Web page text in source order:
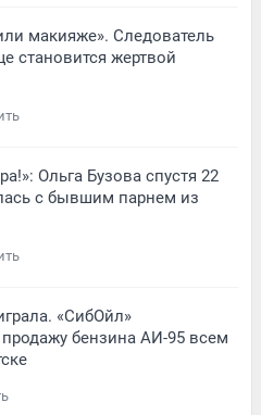
макияже». Следователь
становится жертвой
Ольга Бузова спустя 22
с бывшим парнем из
«СибОйл»
бензина АИ-95 всем